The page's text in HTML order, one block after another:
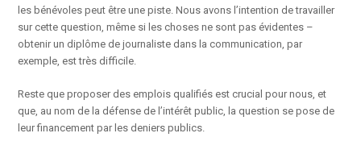
les bénévoles peut être une piste. Nous avons l’intention de travailler
sur cette question, même si les choses ne sont pas évidentes –
obtenir un diplôme de journaliste dans la communication, par
exemple, est très difficile.
Reste que proposer des emplois qualifiés est crucial pour nous, et
que, au nom de la défense de l’intérêt public, la question se pose de
leur financement par les deniers publics.